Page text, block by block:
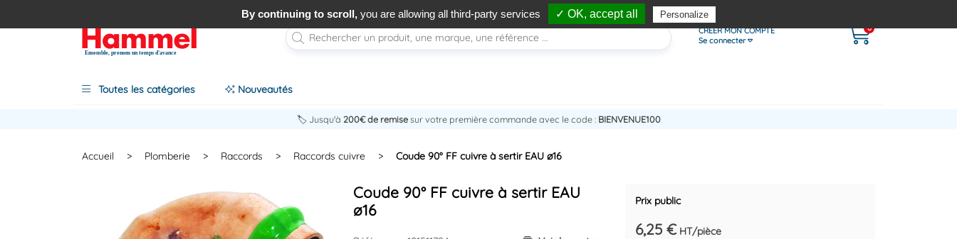
Ensemble, prenons un temps d'avance
CRÉER MON COMPTE
Se connecter
0
Toutes les catégories Nouveautés
🏷️ Jusqu'à 200€ de remisesur votre première commande avec le code : BIENVENUE100
Accueil > Plomberie > Raccords > Raccords cuivre > Coude 90° FF cuivre à sertir EAU ø16
Coude 90° FF cuivre à sertir EAU
ø16
Prix public
6,25 €HT/pièce
By continuing to scroll,you are allowing all third-party services ✓ OK, accept all Personalize